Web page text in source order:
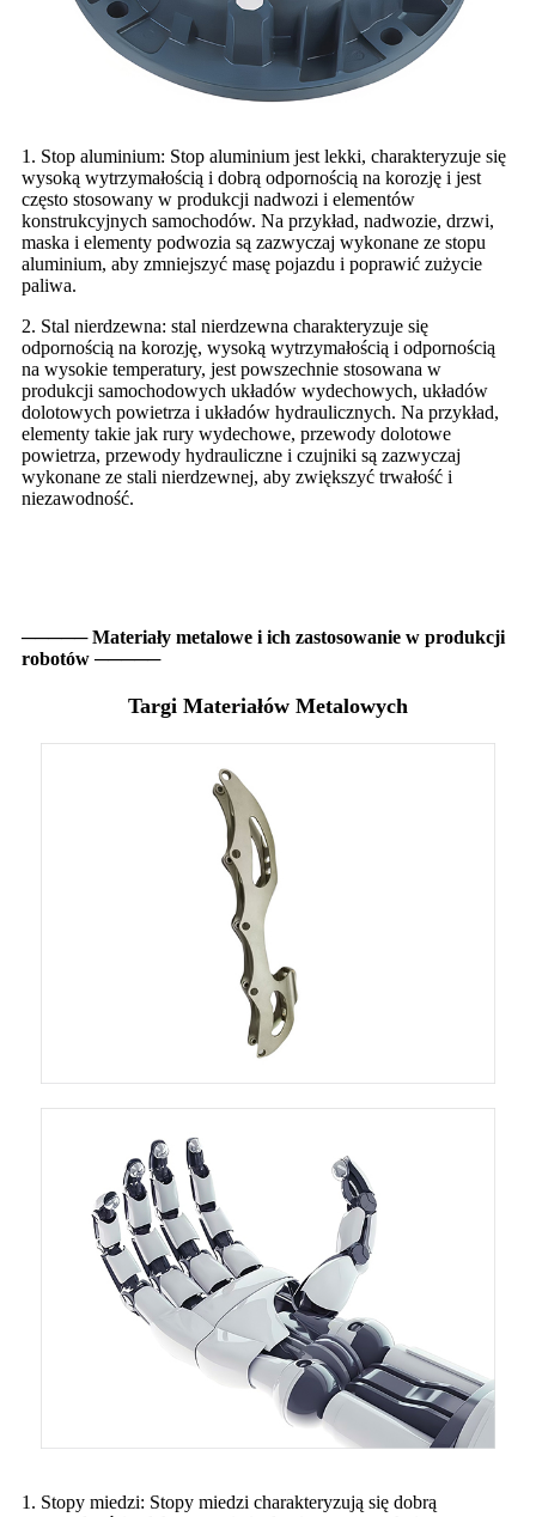
1. Stop aluminium: Stop aluminium jest lekki, charakteryzuje się
wysoką wytrzymałością i dobrą odpornością na korozję i jest
często stosowany w produkcji nadwozi i elementów
konstrukcyjnych samochodów. Na przykład, nadwozie, drzwi,
maska ​​i elementy podwozia są zazwyczaj wykonane ze stopu
aluminium, aby zmniejszyć masę pojazdu i poprawić zużycie
paliwa.
2. Stal nierdzewna: stal nierdzewna charakteryzuje się
odpornością na korozję, wysoką wytrzymałością i odpornością
na wysokie temperatury, jest powszechnie stosowana w
produkcji samochodowych układów wydechowych, układów
dolotowych powietrza i układów hydraulicznych. Na przykład,
elementy takie jak rury wydechowe, przewody dolotowe
powietrza, przewody hydrauliczne i czujniki są zazwyczaj
wykonane ze stali nierdzewnej, aby zwiększyć trwałość i
niezawodność.
───── Materiały metalowe i ich zastosowanie w produkcji
robotów ─────
Targi Materiałów Metalowych
1. Stopy miedzi: Stopy miedzi charakteryzują się dobrą